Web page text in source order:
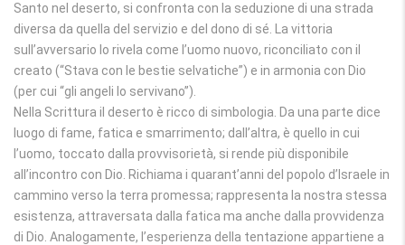
Santo nel deserto, si confronta con la seduzione di una strada
diversa da quella del servizio e del dono di sé. La vittoria
sull’avversario lo rivela come l’uomo nuovo, riconciliato con il
creato (“Stava con le bestie selvatiche”) e in armonia con Dio
(per cui “gli angeli lo servivano”).
Nella Scrittura il deserto è ricco di simbologia. Da una parte dice
luogo di fame, fatica e smarrimento; dall’altra, è quello in cui
l’uomo, toccato dalla provvisorietà, si rende più disponibile
all’incontro con Dio. Richiama i quarant’anni del popolo d’Israele in
cammino verso la terra promessa; rappresenta la nostra stessa
esistenza, attraversata dalla fatica ma anche dalla provvidenza
di Dio. Analogamente, l’esperienza della tentazione appartiene a